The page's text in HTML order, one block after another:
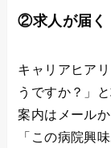
②求人が届く
キャリアヒア
うですか？」
案内はメール
「この病院興